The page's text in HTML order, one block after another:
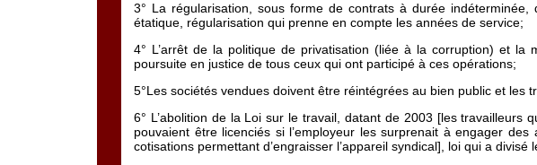
3° La régularisation, sous forme de contrats à durée
étatique, régularisation qui prenne en compte les années de service;
4° L’arrêt de la politique de privatisation (liée à la corruption) et
poursuite en justice de tous ceux qui ont participé à ces opérations;
5°Les sociétés vendues doivent être réintégrées au bien public et les
6° L’abolition de la Loi sur le travail, datant de 2003 [les travailleurs
pouvaient être licenciés si l’employeur les surprenait à engager
cotisations permettant d’engraisser l’appareil syndical], loi qui a